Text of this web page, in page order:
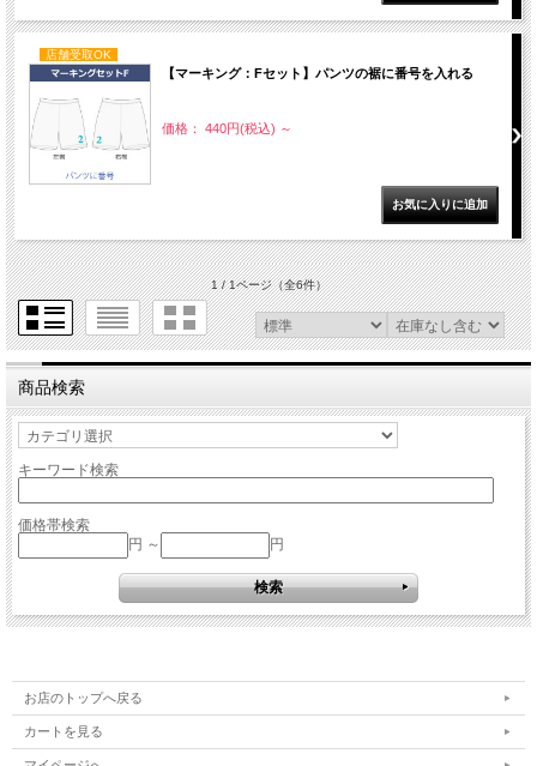
店舗受取OK
【マーキング：Fセット】パンツの裾に番号を入れる
価格： 440円(税込) ～
1 / 1ページ（全6件）
商品検索
キーワード検索
価格帯検索
円 ～
円
お店のトップへ戻る
カートを見る